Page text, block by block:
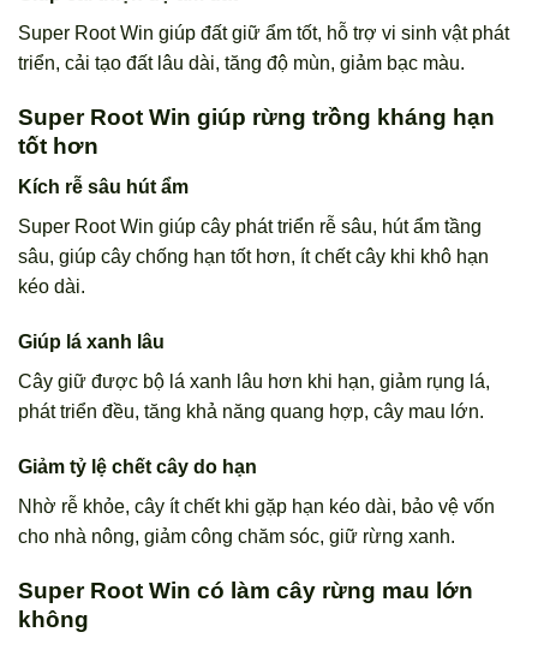
Super Root Win giúp đất giữ ẩm tốt, hỗ trợ vi sinh vật phát
triển, cải tạo đất lâu dài, tăng độ mùn, giảm bạc màu.
Super Root Win giúp rừng trồng kháng hạn
tốt hơn
Kích rễ sâu hút ẩm
Super Root Win giúp cây phát triển rễ sâu, hút ẩm tầng
sâu, giúp cây chống hạn tốt hơn, ít chết cây khi khô hạn
kéo dài.
Giúp lá xanh lâu
Cây giữ được bộ lá xanh lâu hơn khi hạn, giảm rụng lá,
phát triển đều, tăng khả năng quang hợp, cây mau lớn.
Giảm tỷ lệ chết cây do hạn
Nhờ rễ khỏe, cây ít chết khi gặp hạn kéo dài, bảo vệ vốn
cho nhà nông, giảm công chăm sóc, giữ rừng xanh.
Super Root Win có làm cây rừng mau lớn
không